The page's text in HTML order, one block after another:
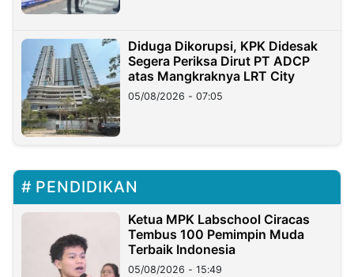
Diduga Dikorupsi, KPK Didesak
Segera Periksa Dirut PT ADCP
atas Mangkraknya LRT City
05/08/2026 - 07:05
PENDIDIKAN
Ketua MPK Labschool Ciracas
Tembus 100 Pemimpin Muda
Terbaik Indonesia
05/08/2026 - 15:49